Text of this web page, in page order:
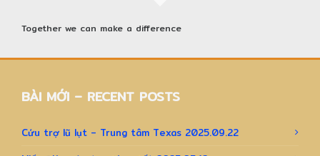
Together we can make a difference
BÀI MỚI – RECENT POSTS
Cứu trợ lũ lụt – Trung tâm Texas 2025.09.22